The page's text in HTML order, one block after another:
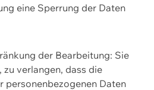
eine Sperrung der Daten
der Bearbeitung: Sie
zu verlangen, dass die
personenbezogenen Daten